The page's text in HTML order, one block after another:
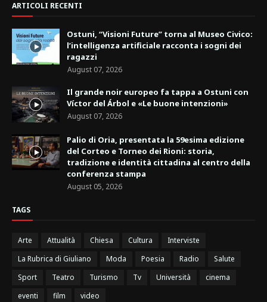
ARTICOLI RECENTI
Ostuni, “Visioni Future” torna al Museo Civico:
l’intelligenza artificiale racconta i sogni dei
ragazzi
August 07, 2026
Il grande noir europeo fa tappa a Ostuni con
Víctor del Árbol e «Le buone intenzioni»
August 07, 2026
Palio di Oria, presentata la 59esima edizione
del Corteo e Torneo dei Rioni: storia,
tradizione e identità cittadina al centro della
conferenza stampa
August 05, 2026
TAGS
Arte Attualità Chiesa Cultura
Interviste
La Rubrica di Giuliano
Moda Poesia Radio
Salute
Sport
Teatro Turismo Tv Università
cinema
eventi
film video